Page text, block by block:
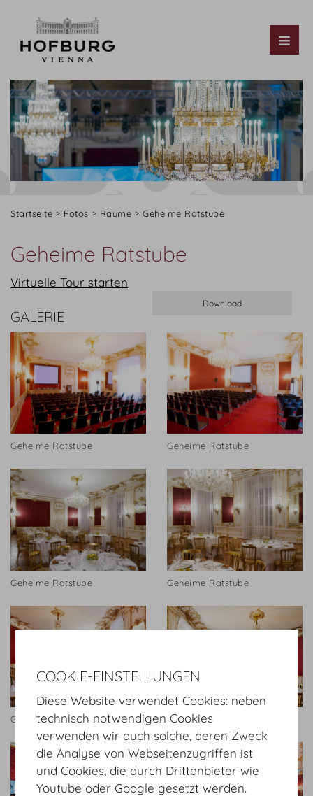
Startseite Fotos Räume Geheime Ratstube
Geheime Ratstube
Virtuelle Tour starten
GALERIE
Geheime Ratstube Geheime Ratstube
Geheime Ratstube Geheime Ratstube
Geheime Ratstube Bankett Geheime Ratstube
COOKIE-EINSTELLUNGEN
Diese Website verwendet Cookies: neben
technisch notwendigen Cookies
verwenden wir auch solche, deren Zweck
die Analyse von Webseitenzugriffen ist
und Cookies, die durch Drittanbieter wie
Youtube oder Google gesetzt werden.